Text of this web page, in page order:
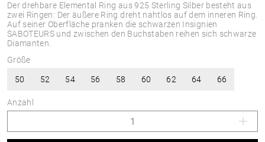
Der drehbare Elemental Ring aus 925 Sterling Silber besteht aus
zwei Ringen: Der äußere Ring dreht nahtlos auf dem inneren Ring.
Auf seiner Oberfläche pranken die schwarzen Insignien
SABOTEURS und zwischen den Buchstaben reihen sich schwarze
Diamanten.
Größe
50 52 54 56 58 60 62 64 66
Anzahl